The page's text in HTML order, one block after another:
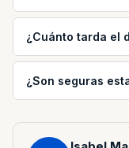
¿Cuánto tarda el
¿Son seguras